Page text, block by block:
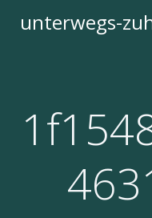
unterwegs-